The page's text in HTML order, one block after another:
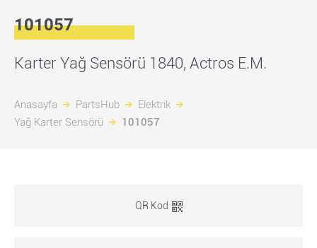
101057
Karter Yağ Sensörü 1840, Actros E.M.
Anasayfa PartsHub
Elektrik
Yağ Karter Sensörü
101057
QR Kod